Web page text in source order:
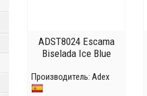
ADST8024 Escama
Biselada Ice Blue
Производитель: Adex